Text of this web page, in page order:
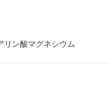
ン酸マグネシウム